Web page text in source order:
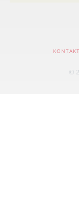
KONTAKT
©